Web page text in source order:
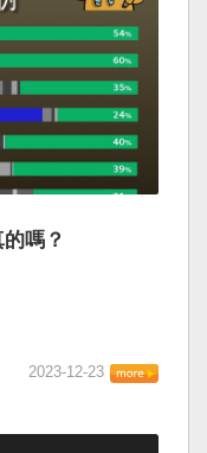
嗎？
2023-12-23